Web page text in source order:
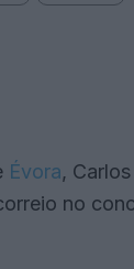
Évora,
no